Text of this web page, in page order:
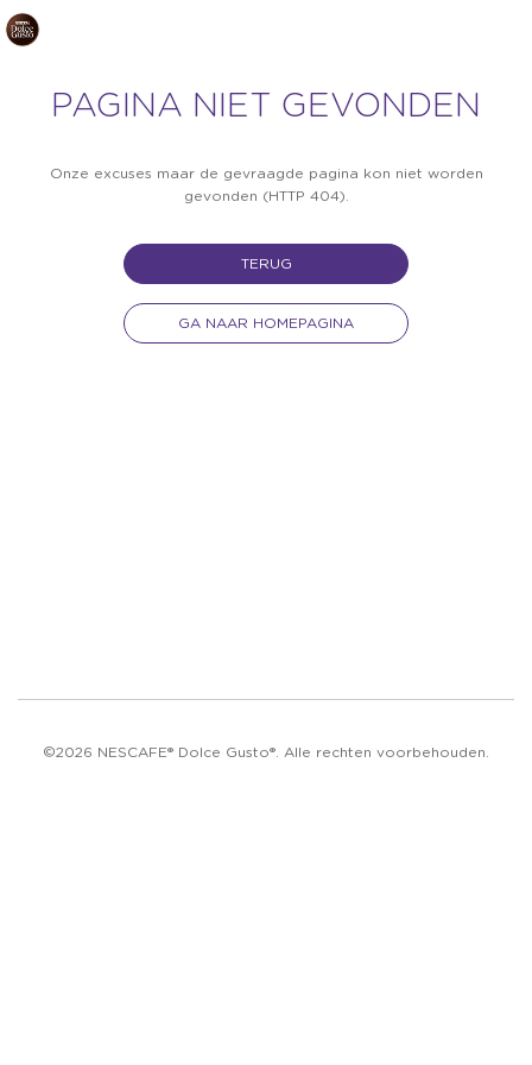
PAGINA NIET GEVONDEN
Onze excuses maar de gevraagde pagina kon niet worden
gevonden (HTTP 404).
TERUG
GA NAAR HOMEPAGINA
©2026 NESCAFE® Dolce Gusto®. Alle rechten voorbehouden.